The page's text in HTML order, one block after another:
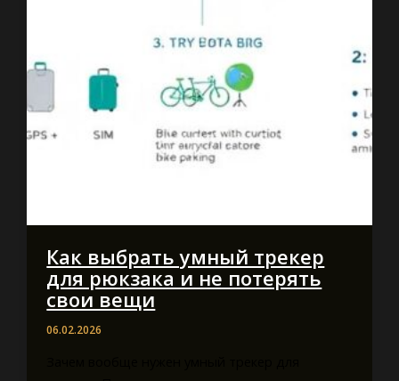
Как выбрать умный трекер
для рюкзака и не потерять
свои вещи
06.02.2026